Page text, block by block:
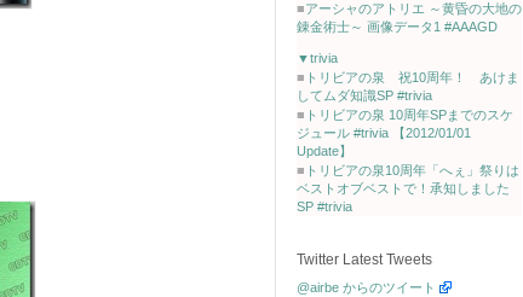
■アーシャのアトリエ ～黄昏の大地の
錬金術士～ 画像データ1 #AAAGD
▼trivia
■ トリビアの泉 祝10周年！ あけま
してムダ知識SP #trivia
■ トリビアの泉 10周年SPまでのスケ
ジュール #trivia 【2012/01/01
Update】
■ トリビアの泉10周年「へぇ」祭りは
ベストオブベストで！承知しました
SP #trivia
Twitter Latest Tweets
@airbe からのツイート